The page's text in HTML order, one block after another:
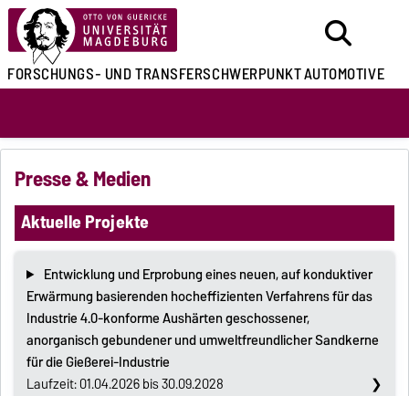
FORSCHUNGS- UNDTRANSFERSCHWERPUNKTAUTOMOTIVE
Presse & Medien
Aktuelle Projekte
Entwicklung und Erprobung eines neuen, auf konduktiver
Erwärmung basierenden hocheffizienten Verfahrens für das
Industrie 4.0-konforme Aushärten geschossener,
anorganisch gebundener und umweltfreundlicher Sandkerne
für die Gießerei-Industrie
Laufzeit: 01.04.2026 bis 30.09.2028